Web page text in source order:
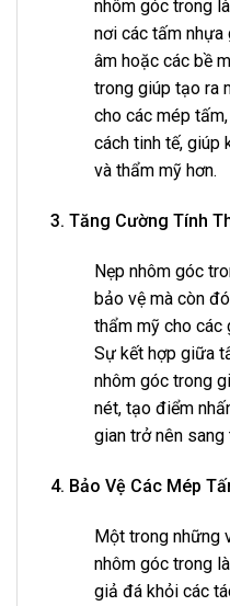
nhôm góc trong
nơi các tấm
âm hoặc các bề
trong giúp tạo ra
cho các mép
cách tinh tế, giúp
và thẩm mỹ hơn.
3. Tăng Cường Tính
Nẹp nhôm góc
bảo vệ mà còn
thẩm mỹ cho các
Sự kết hợp giữa
nhôm góc trong
nét, tạo điểm
gian trở nên sang
4. Bảo Vệ Các Mép
Một trong những
nhôm góc trong
giả đá khỏi các